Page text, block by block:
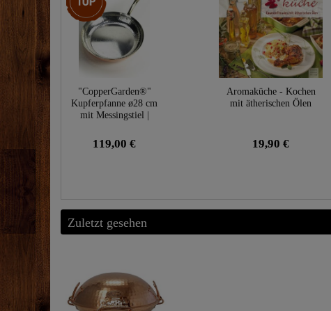
"CopperGarden®"
Kupferpfanne ø28 cm
mit Messingstiel |
119,00 €
Aromaküche - Kochen
mit ätherischen Ölen
19,90 €
Zuletzt gesehen